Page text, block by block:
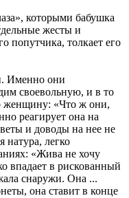
которыми бабушка
жесты и
попутчика, толкает его
Именно они
своевольную, и в то
женщину: «Что ж они,
реагирует она на
и доводы на нее не
натура, легко
«Жива не хочу
впадает в рискованный
снаружи. Она ...
она ставит в конце